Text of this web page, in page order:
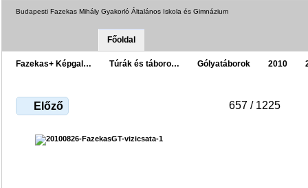
Budapesti Fazekas Mihály Gyakorló Általános Iskola és Gimnázium
Főoldal
Fazekas+ Képgal… Túrák és táboro… Gólyatáborok 2010
Előző 657 / 1225